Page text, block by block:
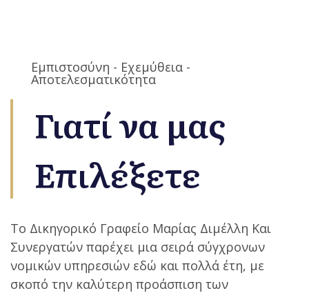
Εμπιστοσύνη - Εχεμύθεια -
Αποτελεσματικότητα
Γιατί να μας
Επιλέξετε
Το Δικηγορικό Γραφείο Μαρίας Διμέλλη Και
Συνεργατών παρέχει μια σειρά σύγχρονων
νομικών υπηρεσιών εδώ και πολλά έτη, με
σκοπό την καλύτερη προάσπιση των